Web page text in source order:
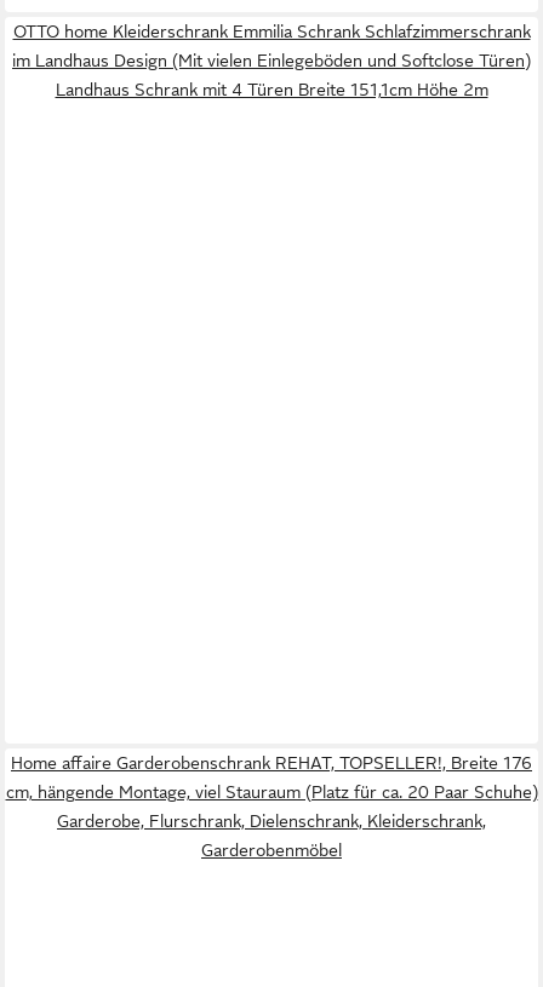
OTTO home Kleiderschrank Emmilia Schrank Schlafzimmerschrank
im Landhaus Design (Mit vielen Einlegeböden und Softclose Türen)
Landhaus Schrank mit 4 Türen Breite 151,1cm Höhe 2m
Home affaire Garderobenschrank REHAT, TOPSELLER!, Breite 176
cm, hängende Montage, viel Stauraum (Platz für ca. 20 Paar Schuhe)
Garderobe, Flurschrank, Dielenschrank, Kleiderschrank,
Garderobenmöbel